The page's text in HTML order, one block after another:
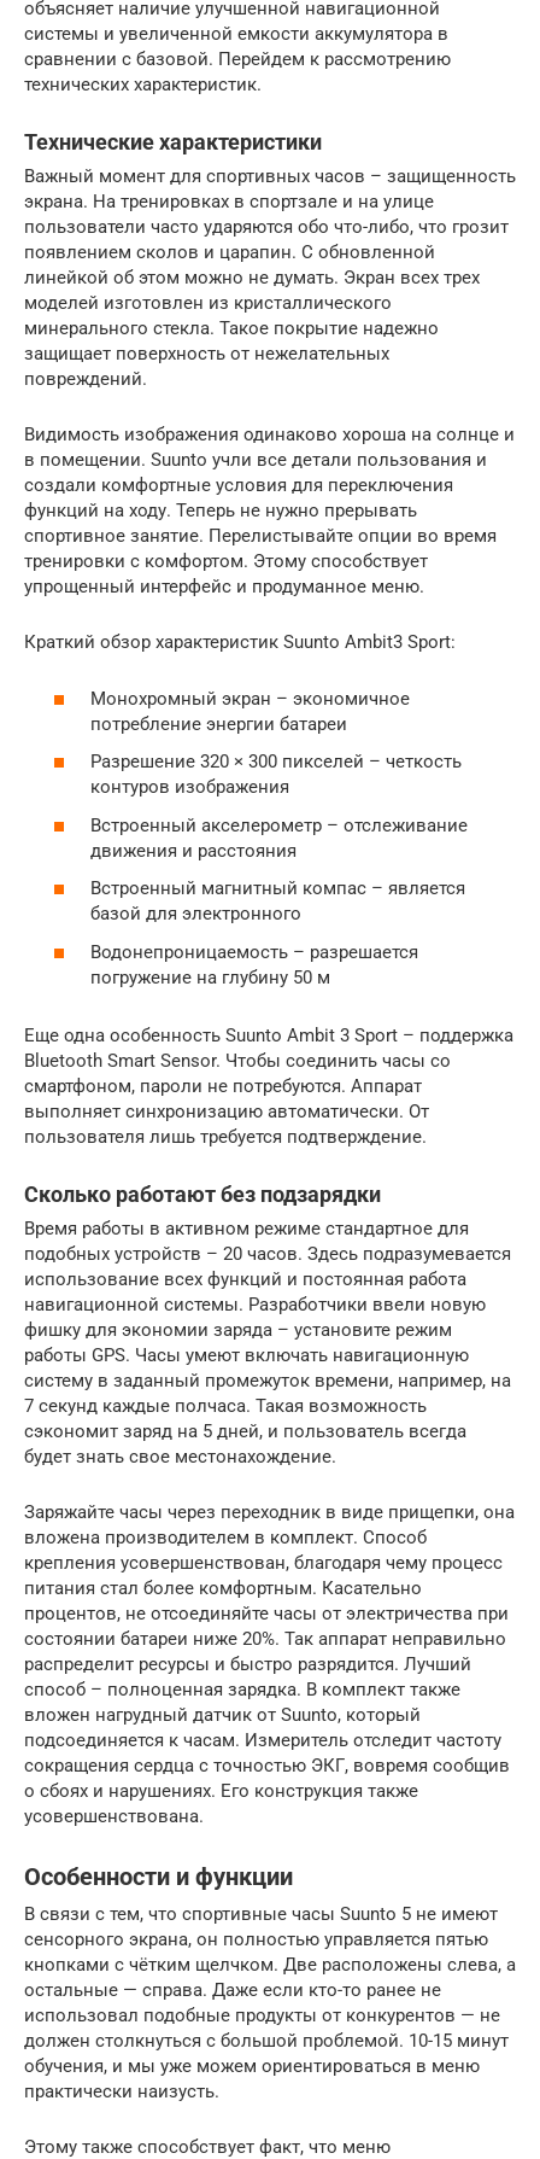
объясняет наличие улучшенной навигационной
системы и увеличенной емкости аккумулятора в
сравнении с базовой. Перейдем к рассмотрению
технических характеристик.
Технические характеристики
Важный момент для спортивных часов – защищенность
экрана. На тренировках в спортзале и на улице
пользователи часто ударяются обо что-либо, что грозит
появлением сколов и царапин. С обновленной
линейкой об этом можно не думать. Экран всех трех
моделей изготовлен из кристаллического
минерального стекла. Такое покрытие надежно
защищает поверхность от нежелательных
повреждений.
Видимость изображения одинаково хороша на солнце и
в помещении. Suunto учли все детали пользования и
создали комфортные условия для переключения
функций на ходу. Теперь не нужно прерывать
спортивное занятие. Перелистывайте опции во время
тренировки с комфортом. Этому способствует
упрощенный интерфейс и продуманное меню.
Краткий обзор характеристик Suunto Ambit3 Sport:
Монохромный экран – экономичное
потребление энергии батареи
Разрешение 320 × 300 пикселей – четкость
контуров изображения
Встроенный акселерометр – отслеживание
движения и расстояния
Встроенный магнитный компас – является
базой для электронного
Водонепроницаемость – разрешается
погружение на глубину 50 м
Еще одна особенность Suunto Ambit 3 Sport – поддержка
Bluetooth Smart Sensor. Чтобы соединить часы со
смартфоном, пароли не потребуются. Аппарат
выполняет синхронизацию автоматически. От
пользователя лишь требуется подтверждение.
Сколько работают без подзарядки
Время работы в активном режиме стандартное для
подобных устройств – 20 часов. Здесь подразумевается
использование всех функций и постоянная работа
навигационной системы. Разработчики ввели новую
фишку для экономии заряда – установите режим
работы GPS. Часы умеют включать навигационную
систему в заданный промежуток времени, например, на
7 секунд каждые полчаса. Такая возможность
сэкономит заряд на 5 дней, и пользователь всегда
будет знать свое местонахождение.
Заряжайте часы через переходник в виде прищепки, она
вложена производителем в комплект. Способ
крепления усовершенствован, благодаря чему процесс
питания стал более комфортным. Касательно
процентов, не отсоединяйте часы от электричества при
состоянии батареи ниже 20%. Так аппарат неправильно
распределит ресурсы и быстро разрядится. Лучший
способ – полноценная зарядка. В комплект также
вложен нагрудный датчик от Suunto, который
подсоединяется к часам. Измеритель отследит частоту
сокращения сердца с точностью ЭКГ, вовремя сообщив
о сбоях и нарушениях. Его конструкция также
усовершенствована.
Особенности и функции
В связи с тем, что спортивные часы Suunto 5 не имеют
сенсорного экрана, он полностью управляется пятью
кнопками с чётким щелчком. Две расположены слева, а
остальные — справа. Даже если кто-то ранее не
использовал подобные продукты от конкурентов — не
должен столкнуться с большой проблемой. 10-15 минут
обучения, и мы уже можем ориентироваться в меню
практически наизусть.
Этому также способствует факт, что меню